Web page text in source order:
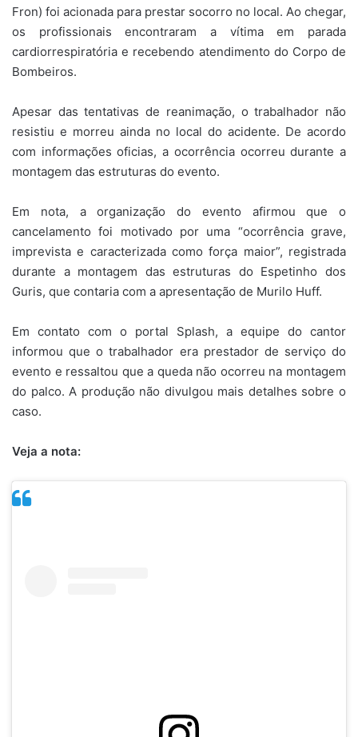
Fron) foi acionada para prestar socorro no local. Ao chegar,
os profissionais encontraram a vítima em parada
cardiorrespiratória e recebendo atendimento do Corpo de
Bombeiros.
Apesar das tentativas de reanimação, o trabalhador não
resistiu e morreu ainda no local do acidente. De acordo
com informações oficias, a ocorrência ocorreu durante a
montagem das estruturas do evento.
Em nota, a organização do evento afirmou que o
cancelamento foi motivado por uma “ocorrência grave,
imprevista e caracterizada como força maior”, registrada
durante a montagem das estruturas do Espetinho dos
Guris, que contaria com a apresentação de Murilo Huff.
Em contato com o portal Splash, a equipe do cantor
informou que o trabalhador era prestador de serviço do
evento e ressaltou que a queda não ocorreu na montagem
do palco. A produção não divulgou mais detalhes sobre o
caso.
Veja a nota: